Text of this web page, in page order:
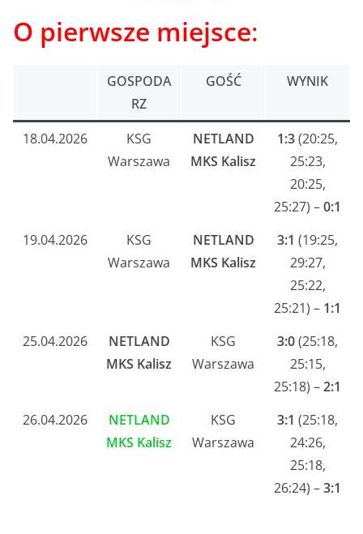
O pierwsze miejsce:
GOSPODA
RZ
GOŚĆ WYNIK
18.04.2026
KSG
Warszawa
NETLAND
MKS Kalisz
1:3(20:25,
25:23,
20:25,
25:27) –0:1
19.04.2026
KSG
Warszawa
NETLAND
MKS Kalisz
3:1 (19:25,
29:27,
25:22,
25:21) – 1:1
25.04.2026
NETLAND
MKS Kalisz
KSG
Warszawa
3:0(25:18,
25:15,
25:18) –2:1
26.04.2026
NETLAND
MKS Kalisz
KSG
Warszawa
3:1 (25:18,
24:26,
25:18,
26:24) –3:1